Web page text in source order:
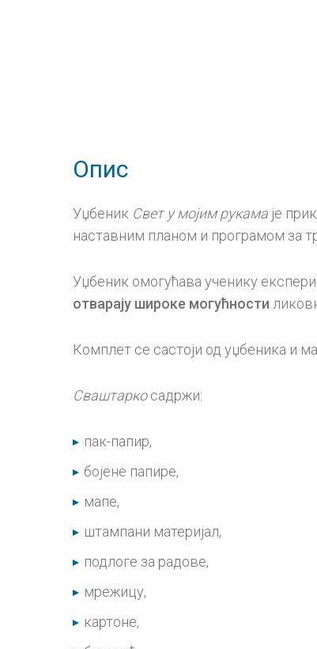
Опис
Уџбеник Свет у мојим рукама је
наставним планом и програмом за
Уџбеник омогућава ученику
отварају широке могућности
Комплет се састоји од уџбеника и
Сваштаркосадржи:
пак-папир,
бојене папире,
мапе,
штампани материјал,
подлоге за радове,
мрежицу,
картоне,